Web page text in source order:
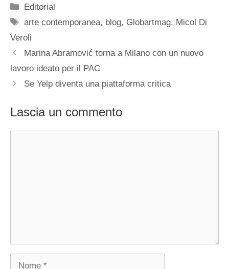
Categorie
Editorial
Tag
arte contemporanea, blog, Globartmag, Micol Di
Veroli
Marina Abramović torna a Milano con un nuovo
lavoro ideato per il PAC
Se Yelp diventa una piattaforma critica
Lascia un commento